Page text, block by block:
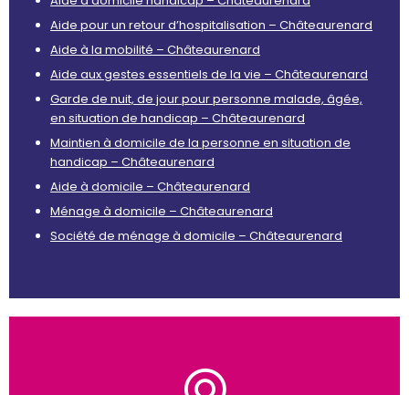
Aide pour un retour d’hospitalisation – Châteaurenard
Aide à la mobilité – Châteaurenard
Aide aux gestes essentiels de la vie – Châteaurenard
Garde de nuit, de jour pour personne malade, âgée,
en situation de handicap – Châteaurenard
Maintien à domicile de la personne en situation de
handicap – Châteaurenard
Aide à domicile – Châteaurenard
Ménage à domicile – Châteaurenard
Société de ménage à domicile – Châteaurenard